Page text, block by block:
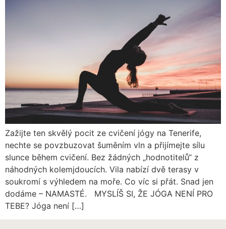
Zažijte ten skvělý pocit ze cvičení jógy na Tenerife,
nechte se povzbuzovat šuměním vln a přijímejte sílu
slunce během cvičení. Bez žádných „hodnotitelů“ z
náhodných kolemjdoucích. Vila nabízí dvě terasy v
soukromí s výhledem na moře. Co víc si přát. Snad jen
dodáme – NAMASTÉ. MYSLÍŠ SI, ŽE JÓGA NENÍ PRO
TEBE? Jóga není […]